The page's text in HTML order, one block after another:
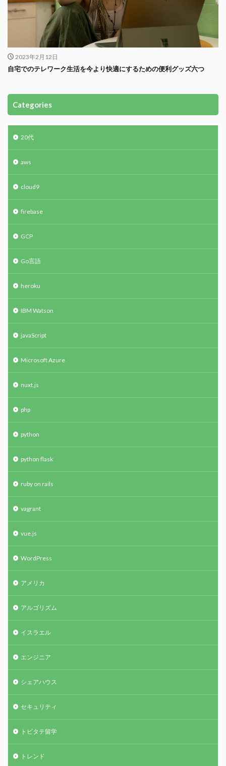
2023年2月12日
自宅でのテレワーク生活を今より快適にするための便利グッズ六つ
Categories
20代
aws
cloud9
firebase
GCP
Go言語
heroku
IBM Watson
javaScript
Microsoft Azure
nuxt.js
php
python
python flask
ruby on rails
vagrant
vue.js
WordPress
アメリカ
アルゴリズム
イスラエル
エンジニア
シェアハウス
セキュリティ
トビタテ留学
トレンド